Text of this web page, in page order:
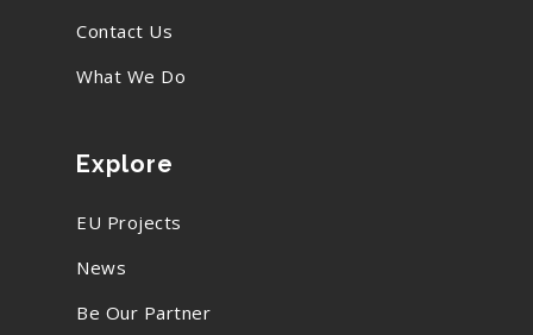
Contact Us
What We Do
Explore
EU Projects
News
Be Our Partner